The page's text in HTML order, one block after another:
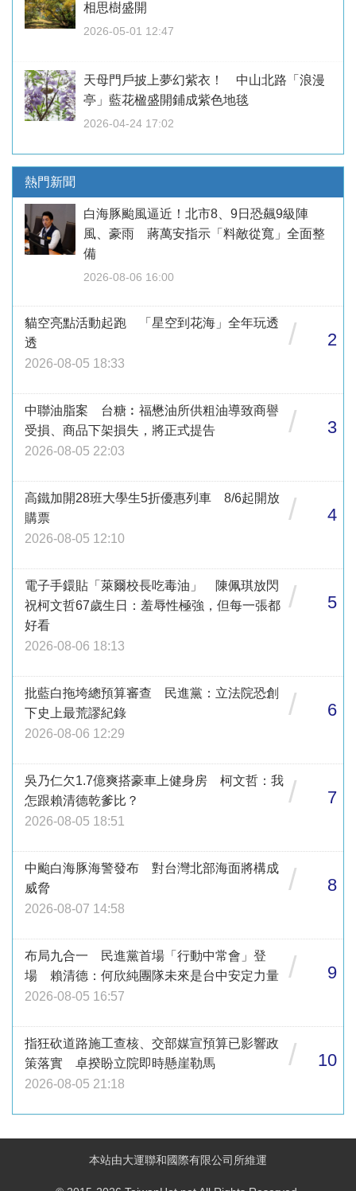
相思樹盛開
2026-05-01 12:47
天母門戶披上夢幻紫衣！ 中山北路「浪漫
亭」藍花楹盛開鋪成紫色地毯
2026-04-24 17:02
熱門新聞
白海豚颱風逼近！北市8、9日恐飆9級陣
風、豪雨 蔣萬安指示「料敵從寬」全面整
備
2026-08-06 16:00
貓空亮點活動起跑 「星空到花海」全年玩透
透
2026-08-05 18:33
/ 2
中聯油脂案 台糖︰福懋油所供粗油導致商譽
受損、商品下架損失，將正式提告
2026-08-05 22:03
/ 3
高鐵加開28班大學生5折優惠列車 8/6起開放
購票
2026-08-05 12:10
/ 4
電子手鐶貼「萊爾校長吃毒油」 陳佩琪放閃
祝柯文哲67歲生日：羞辱性極強，但每一張都
好看
2026-08-06 18:13
/ 5
批藍白拖垮總預算審查 民進黨：立法院恐創
下史上最荒謬紀錄
2026-08-06 12:29
/ 6
吳乃仁欠1.7億爽搭豪車上健身房 柯文哲：我
怎跟賴清德乾爹比？
2026-08-05 18:51
/ 7
中颱白海豚海警發布 對台灣北部海面將構成
威脅
2026-08-07 14:58
/ 8
布局九合一 民進黨首場「行動中常會」登
場 賴清德：何欣純團隊未來是台中安定力量
2026-08-05 16:57
/ 9
指狂砍道路施工查核、交部媒宣預算已影響政
策落實 卓揆盼立院即時懸崖勒馬
2026-08-05 21:18
/ 10
本站由大運聯和國際有限公司所維運